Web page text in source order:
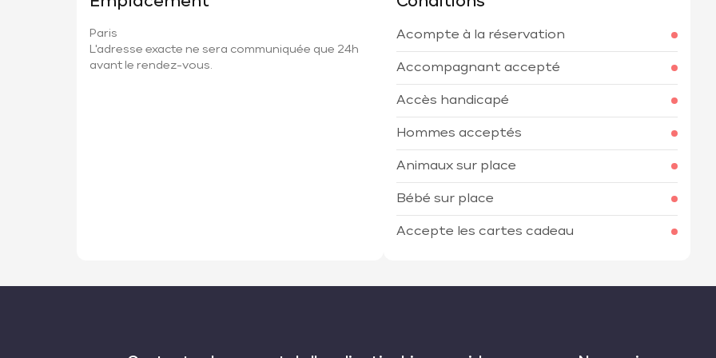
Paris
L'adresse exacte ne sera communiquée que 24h
avant le rendez-vous.
Acompte à la réservation
Accompagnant accepté
Accès handicapé
Hommes acceptés
Animaux sur place
Bébé sur place
Accepte les cartes cadeau